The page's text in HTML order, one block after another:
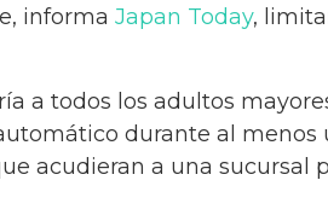
informa Japan Today,
a todos los adultos
durante al menos
acudieran a una sucursal